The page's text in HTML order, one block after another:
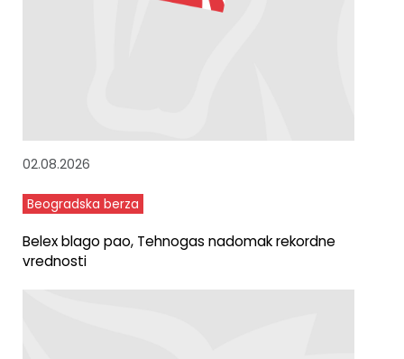
02.08.2026
Beogradska berza
Belex blago pao, Tehnogas nadomak rekordne
vrednosti